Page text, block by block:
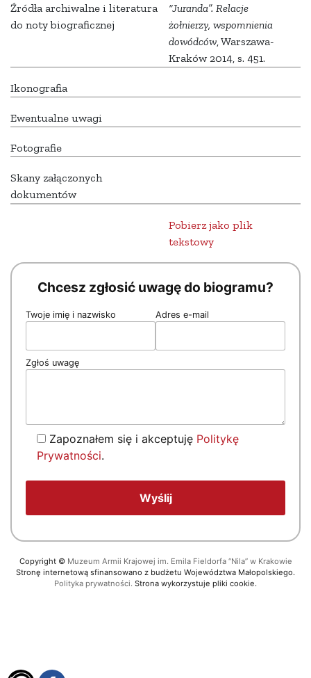
Źródła archiwalne i literatura
do noty biograficznej
“Juranda”. Relacje
żołnierzy, wspomnienia
dowódców, Warszawa-
Kraków 2014, s. 451.
Ikonografia
Ewentualne uwagi
Fotografie
Skany załączonych
dokumentów
Pobierz jako plik
tekstowy
Chcesz zgłosić uwagę do biogramu?
Twoje imię i nazwisko Adres e-mail
Zgłoś uwagę
Zapoznałem się i akceptuję Politykę
Prywatności.
Copyright © Muzeum Armii Krajowej im. Emila Fieldorfa “Nila” w Krakowie
Stronę internetową sfinansowano z budżetu Województwa Małopolskiego.
Polityka prywatności. Strona wykorzystuje pliki cookie.